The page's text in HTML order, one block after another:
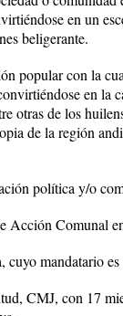
en un
beligerante.
popular con la
en la
otras de los
de la región
política y/o
Acción Comunal
mandatario
CMJ, con 17